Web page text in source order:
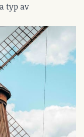
typ av